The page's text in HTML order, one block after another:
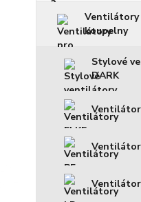
Ventilátory
koupelny
Stylové
DARK